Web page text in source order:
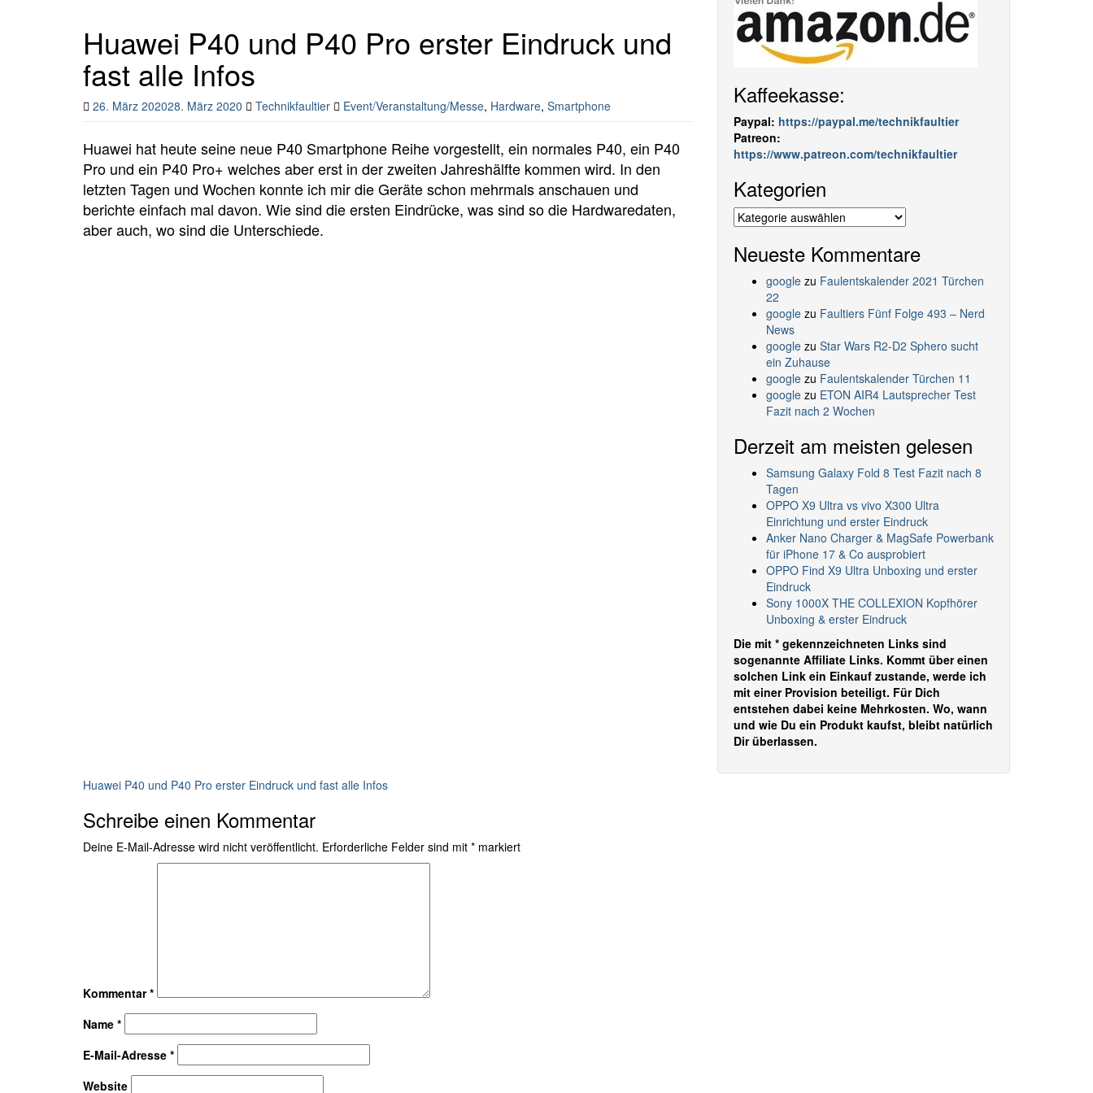
Huawei P40 und P40 Pro erster Eindruck und
fast alle Infos
26. März 202028. März 2020 Technikfaultier Event/Veranstaltung/Messe, Hardware, Smartphone
Huawei hat heute seine neue P40 Smartphone Reihe vorgestellt, ein normales P40, ein P40
Pro und ein P40 Pro+ welches aber erst in der zweiten Jahreshälfte kommen wird. In den
letzten Tagen und Wochen konnte ich mir die Geräte schon mehrmals anschauen und
berichte einfach mal davon. Wie sind die ersten Eindrücke, was sind so die Hardwaredaten,
aber auch, wo sind die Unterschiede.
Huawei P40 und P40 Pro erster Eindruck und fast alle Infos
Schreibe einen Kommentar
Deine E-Mail-Adresse wird nicht veröffentlicht. Erforderliche Felder sind mit * markiert
Kommentar*
Name *
E-Mail-Adresse *
Website
Kaffeekasse:
Paypal: https://paypal.me/technikfaultier
Patreon:
https://www.patreon.com/technikfaultier
Kategorien
Kategorien
Neueste Kommentare
google zu Faulentskalender 2021 Türchen
22
google zu Faultiers Fünf Folge 493 – Nerd
News
google zu Star Wars R2-D2 Sphero sucht
ein Zuhause
google zu Faulentskalender Türchen 11
google zu ETON AIR4 Lautsprecher Test
Fazit nach 2 Wochen
Derzeit am meisten gelesen
Samsung Galaxy Fold 8 Test Fazit nach 8
Tagen
OPPO X9 Ultra vs vivo X300 Ultra
Einrichtung und erster Eindruck
Anker Nano Charger & MagSafe Powerbank
für iPhone 17 & Co ausprobiert
OPPO Find X9 Ultra Unboxing und erster
Eindruck
Sony 1000X THE COLLEXION Kopfhörer
Unboxing & erster Eindruck
Die mit * gekennzeichneten Links sind
sogenannte Affiliate Links. Kommt über einen
solchen Link ein Einkauf zustande, werde ich
mit einer Provision beteiligt. Für Dich
entstehen dabei keine Mehrkosten. Wo, wann
und wie Du ein Produkt kaufst, bleibt natürlich
Dir überlassen.